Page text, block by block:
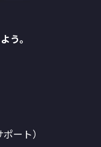
う。
ート）